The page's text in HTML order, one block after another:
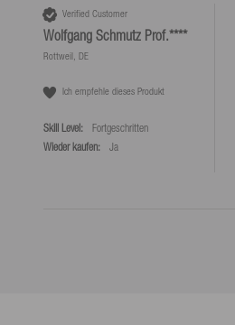
Verified Customer
Wolfgang Schmutz Prof.****
Rottweil, DE
Ich empfehle dieses Produkt
Skill Level:
Fortgeschritten
Wieder kaufen:
Ja